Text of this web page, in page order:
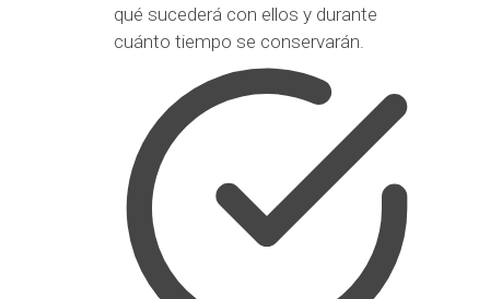
qué sucederá con ellos y durante
cuánto tiempo se conservarán.